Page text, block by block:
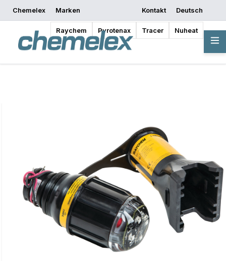
Chemelex Marken
Raychem Pyrotenax Tracer Nuheat
Kontakt
Deutsch
Angebot anfordern
Bezugsquellen
Mit dem Entwerfen
Übersicht